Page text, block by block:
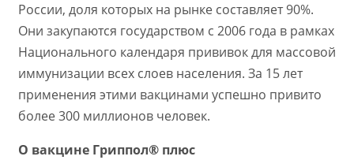
России, доля которых на рынке составляет 90%.
Они закупаются государством с 2006 года в рамках
Национального календаря прививок для массовой
иммунизации всех слоев населения. За 15 лет
применения этими вакцинами успешно привито
более 300 миллионов человек.
О вакцине Гриппол® плюс